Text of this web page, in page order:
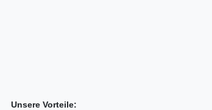
Unsere Vorteile: